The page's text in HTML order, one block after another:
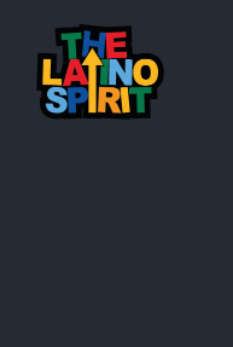
content